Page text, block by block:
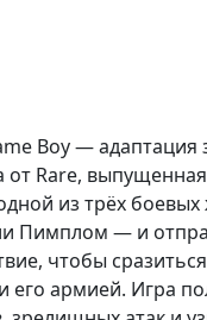
Boy — адаптация
Rare, выпущенная
из трёх
Пимплом — и
чтобы
его армией. Игра